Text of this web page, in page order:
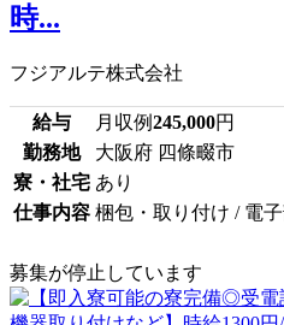
時...
フジアルテ株式会社
給与 月収例245,000円
勤務地
大阪府 四條畷市
寮・社宅 あり
仕事内容 梱包・取り付け / 電
募集が停止しています